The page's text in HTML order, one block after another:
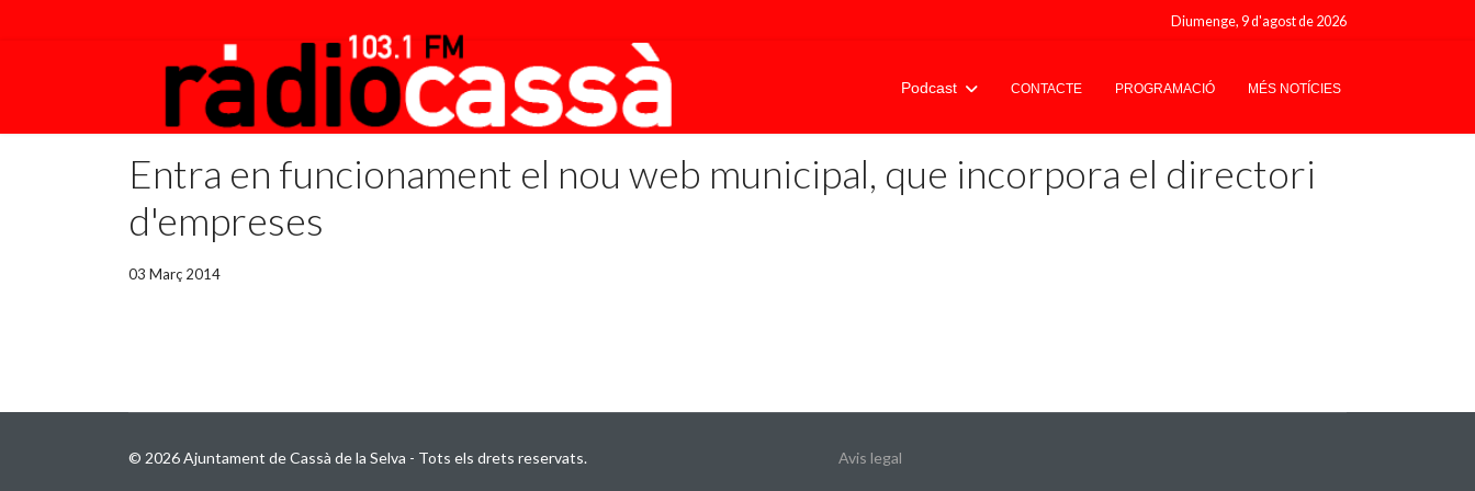
Diumenge, 9 d'agost de 2026
Podcast CONTACTE PROGRAMACIÓ MÉS NOTÍCIES
Entra en funcionament el nou web municipal, que incorpora el directori
d'empreses
03 Març 2014
© 2026 Ajuntament de Cassà de la Selva - Tots els drets reservats. Avis legal